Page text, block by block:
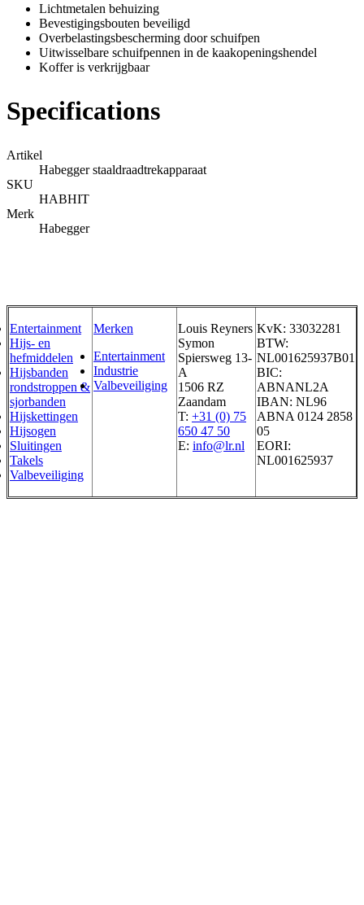
Lichtmetalen behuizing
Bevestigingsbouten beveiligd
Overbelastingsbescherming door schuifpen
Uitwisselbare schuifpennen in de kaakopeningshendel
Koffer is verkrijgbaar
Specifications
Artikel
Habegger staaldraadtrekapparaat
SKU
HABHIT
Merk
Habegger
Entertainment
Hijs- en
hefmiddelen
Hijsbanden
rondstroppen &
sjorbanden
Hijskettingen
Hijsogen
Sluitingen
Takels
Valbeveiliging
Merken
Entertainment
Industrie
Valbeveiliging
Louis Reyners
Symon
Spiersweg 13-
A
1506 RZ
Zaandam
T: +31 (0) 75
650 47 50
E: info@lr.nl
KvK: 33032281
BTW:
NL001625937B01
BIC:
ABNANL2A
IBAN: NL96
ABNA 0124 2858
05
EORI:
NL001625937